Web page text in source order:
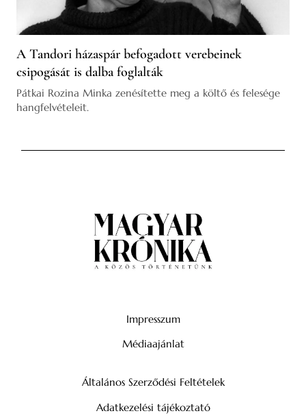
A Tandori házaspár befogadott verebeinek
csipogását is dalba foglalták
Pátkai Rozina Minka zenésítette meg a költő és felesége
hangfelvételeit.
Impresszum
Médiaajánlat
Általános Szerződési Feltételek
Adatkezelési tájékoztató